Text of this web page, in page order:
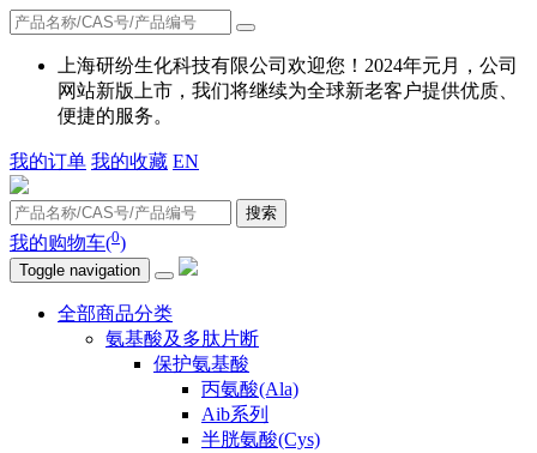
上海研纷生化科技有限公司欢迎您！2024年元月，公司
网站新版上市，我们将继续为全球新老客户提供优质、
便捷的服务。
我的订单 我的收藏 EN
搜索
我的购物车(0)
Toggle navigation
全部商品分类
氨基酸及多肽片断
保护氨基酸
丙氨酸(Ala)
Aib系列
半胱氨酸(Cys)